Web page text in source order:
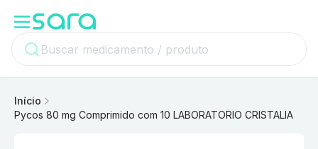
Início
Pycos 80 mg Comprimido com 10 LABORATORIO CRISTALIA